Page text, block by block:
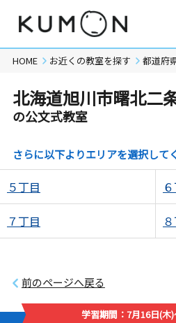
HOME お近くの教室を探す 都道府
北海道旭川市曙北二
の公文式教室
さらに以下よりエリアを選択して
５丁目
７丁目
前のページへ戻る
学習期間：7月16日(木